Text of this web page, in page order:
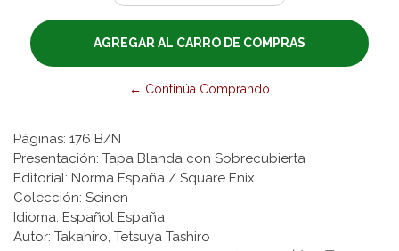
← Continúa Comprando
Páginas: 176 B/N
Presentación: Tapa Blanda con Sobrecubierta
Editorial: Norma España / Square Enix
Colección: Seinen
Idioma: Español España
Autor: Takahiro, Tetsuya Tashiro